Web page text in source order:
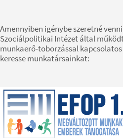
Amennyiben igénybe szeretné
Szociálpolitikai Intézet által
munkaerő-toborzással
keresse munkatársainkat: